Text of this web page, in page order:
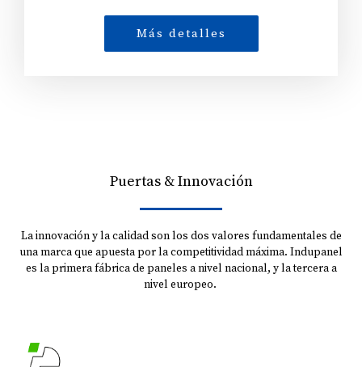
Más detalles
Puertas & Innovación
La innovación y la calidad son los dos valores fundamentales de
una marca que apuesta por la competitividad máxima. Indupanel
es la primera fábrica de paneles a nivel nacional, y la tercera a
nivel europeo.